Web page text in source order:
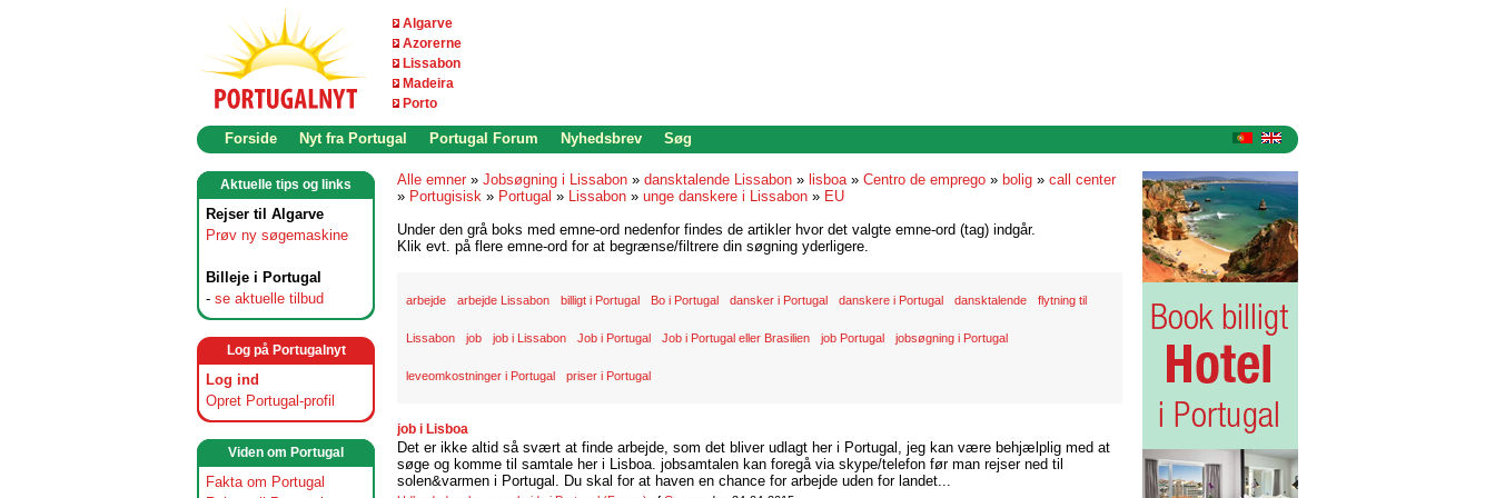
Algarve
Azorerne
Lissabon
Madeira
Porto
Forside Nyt fra Portugal Portugal Forum Nyhedsbrev Søg
Aktuelle tips og links
Rejser til Algarve
Prøv ny søgemaskine
Billeje i Portugal
- se aktuelle tilbud
Log på Portugalnyt
Log ind
Opret Portugal-profil
Viden om Portugal
Fakta om Portugal
Alle emner » Jobsøgning i Lissabon » dansktalende Lissabon » lisboa» Centro de emprego » bolig » call center
» Portugisisk » Portugal » Lissabon » unge danskere i Lissabon » EU
Under den grå boks med emne-ord nedenfor findes de artikler hvor det valgte emne-ord (tag) indgår.
Klik evt. på flere emne-ord for at begrænse/filtrere din søgning yderligere.
arbejde arbejde Lissabon billigt i Portugal Bo i Portugal dansker i Portugal danskere i Portugal dansktalende flytning til
Lissabon job job i Lissabon Job i Portugal Job i Portugal eller Brasilien job Portugal jobsøgning i Portugal
leveomkostninger i Portugal priser i Portugal
job i Lisboa
Det er ikke altid så svært at finde arbejde, som det bliver udlagt her i Portugal, jeg kan være behjælplig med at
søge og komme til samtale her i Lisboa. jobsamtalen kan foregå via skype/telefon før man rejser ned til
solen&varmen i Portugal. Du skal for at haven en chance for arbejde uden for landet...